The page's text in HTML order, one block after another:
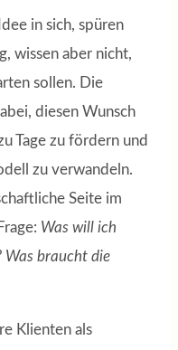
in sich, spüren
wissen aber nicht,
sollen. Die
diesen Wunsch
Tage zu fördern und
zu verwandeln.
Seite im
Was will ich
Was braucht die
Klienten als